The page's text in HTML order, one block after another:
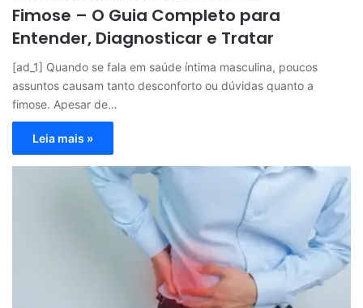
Fimose – O Guia Completo para
Entender, Diagnosticar e Tratar
[ad_1] Quando se fala em saúde íntima masculina, poucos
assuntos causam tanto desconforto ou dúvidas quanto a
fimose. Apesar de…
Leia mais »